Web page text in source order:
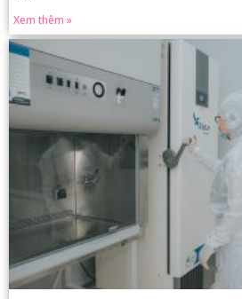
Xem thêm »